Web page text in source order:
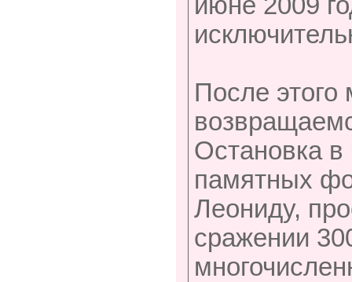
После
Остановка
памятных
Леониду,
сражении